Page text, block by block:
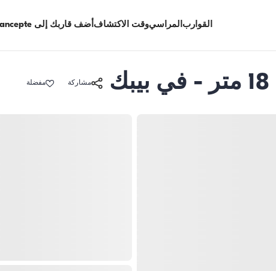
القواربالمراسيوقت الاكتشافأضف قاربك إلى Limancepte
مشاركة مفضلة